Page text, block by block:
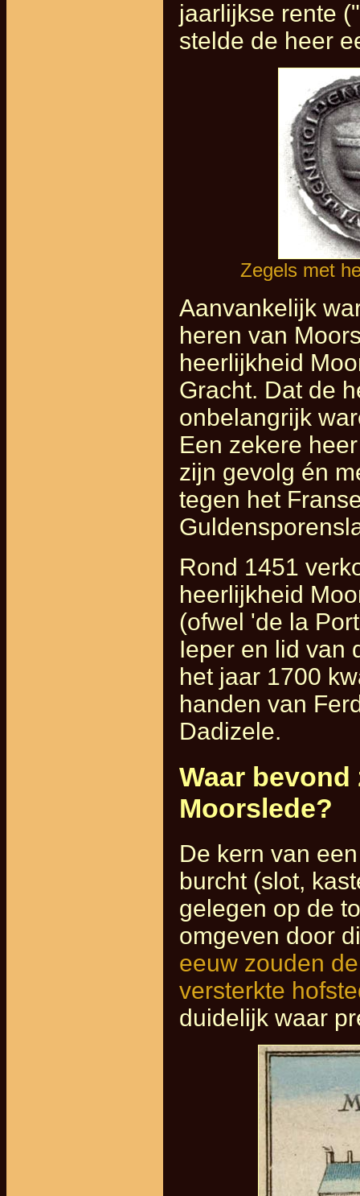
jaarlijkse rente ("
stelde de heer
Zegels met
Aanvankelijk
heren van
heerlijkheid
Gracht. Dat de
onbelangrijk
Een zekere
zijn gevolg én
tegen het
Rond 1451
heerlijkheid
(ofwel 'de la
Ieper en lid van
het jaar 1700
handen van
Dadizele.
Waar
Moorslede?
De kern van
burcht (slot,
gelegen op de
omgeven door
eeuw zouden
versterkte
duidelijk waar